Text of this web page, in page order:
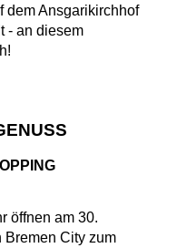
dem Ansgarikirchhof
- an diesem
öffnen am 30.
Bremen City zum